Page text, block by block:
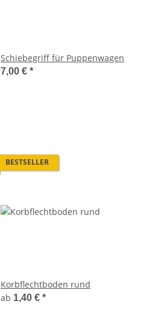
Schiebegriff für Puppenwagen
7,00 € *
BESTSELLER
Korbflechtboden rund
ab 1,40 € *